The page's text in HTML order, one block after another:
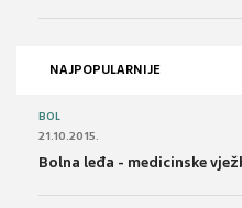
NAJPOPULARNIJE
BOL
21.10.2015.
Bolna leđa - medicinske